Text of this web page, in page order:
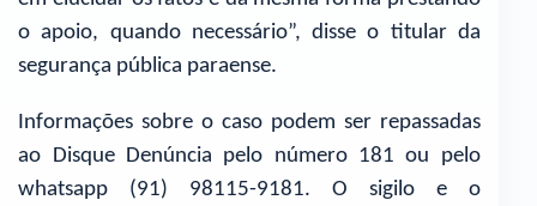
o apoio, quando necessário”, disse o titular da
segurança pública paraense.
Informações sobre o caso podem ser repassadas
ao Disque Denúncia pelo número 181 ou pelo
whatsapp (91) 98115-9181. O sigilo e o